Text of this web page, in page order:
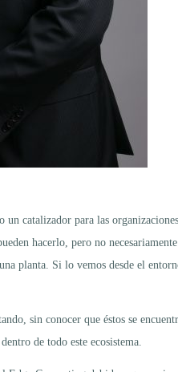
un catalizador para las
hacerlo, pero no
planta. Si lo vemos desde el
sin conocer que éstos se
de todo este ecosistema.